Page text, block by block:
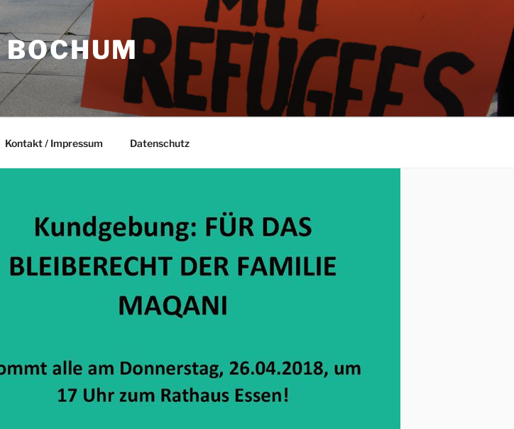
Kontakt / Impressum Datenschutz